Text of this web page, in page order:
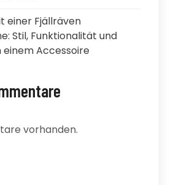
einer Fjällräven
Stil, Funktionalität und
einem Accessoire
vorhanden.